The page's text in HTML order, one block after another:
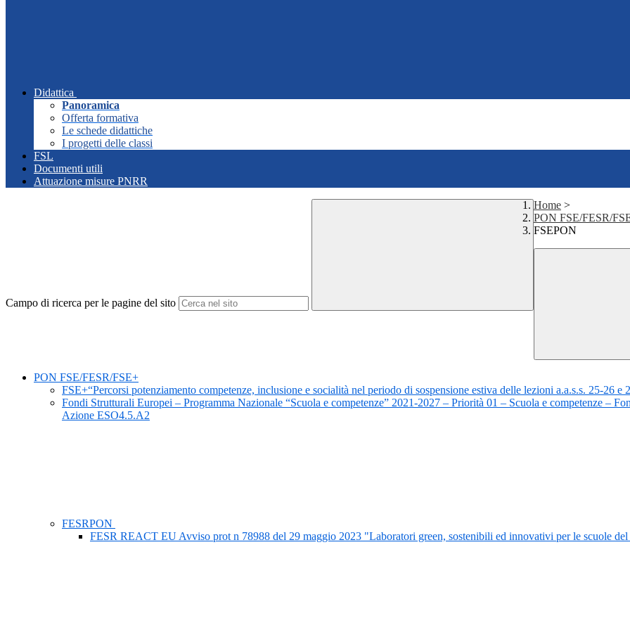
Didattica
Panoramica
Offerta formativa
Le schede didattiche
I progetti delle classi
FSL
Documenti utili
Attuazione misure PNRR
Campo di ricerca per le pagine del sito
Home >
PON FSE/FESR/
FSEPON
PON FSE/FESR/FSE+
FSE+“Percorsi potenziamento competenze, inclusione e socialità nel periodo di sospensione estiva delle lezioni a.a.s.s. 25-26 e
Fondi Strutturali Europei – Programma Nazionale “Scuola e competenze” 2021-2027 – Priorità 01 – Scuola e competenze –
Azione ESO4.5.A2
FESRPON
FESR REACT EU Avviso prot n 78988 del 29 maggio 2023 "Laboratori green, sostenibili ed innovativi per le scuole